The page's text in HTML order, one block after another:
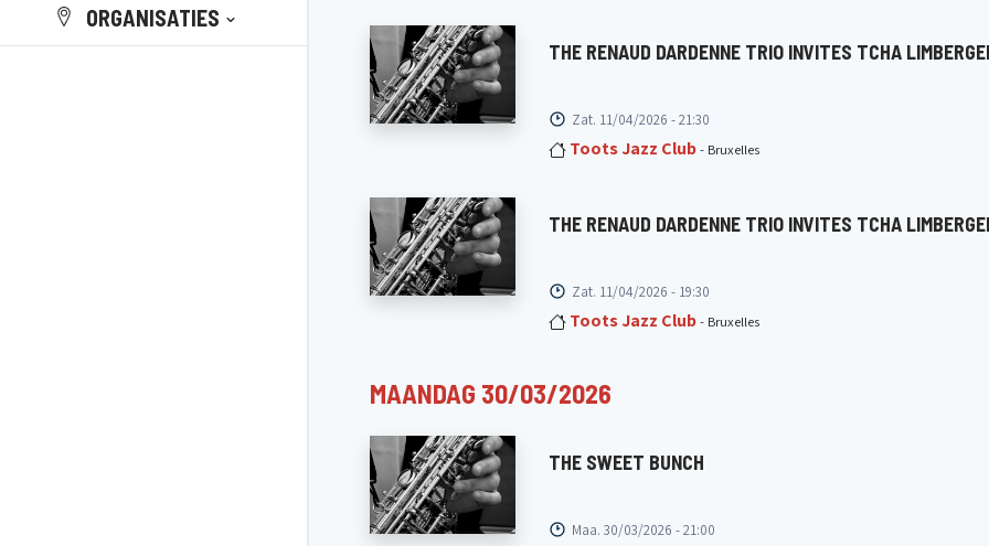
ORGANISATIES
THE RENAUD DARDENNE TRIO INVITES TCHA
Zat. 11/04/2026 - 21:30
Toots Jazz Club - Bruxelles
THE RENAUD DARDENNE TRIO INVITES TCHA
Zat. 11/04/2026 - 19:30
Toots Jazz Club - Bruxelles
MAANDAG 30/03/2026
THE SWEET BUNCH
Maa. 30/03/2026 - 21:00